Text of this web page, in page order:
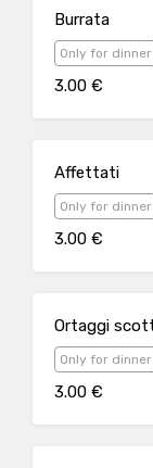
Burrata
Only for dinner
3.00 €
Affettati
Only for dinner
3.00 €
Ortaggi
Only for dinner
3.00 €